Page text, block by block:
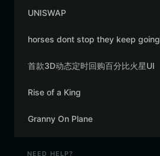
UNISWAP
horses dont stop they keep going
首款3D动态定时回购百分比火星UI
Rise of a King
Granny On Plane
NEED HELP?